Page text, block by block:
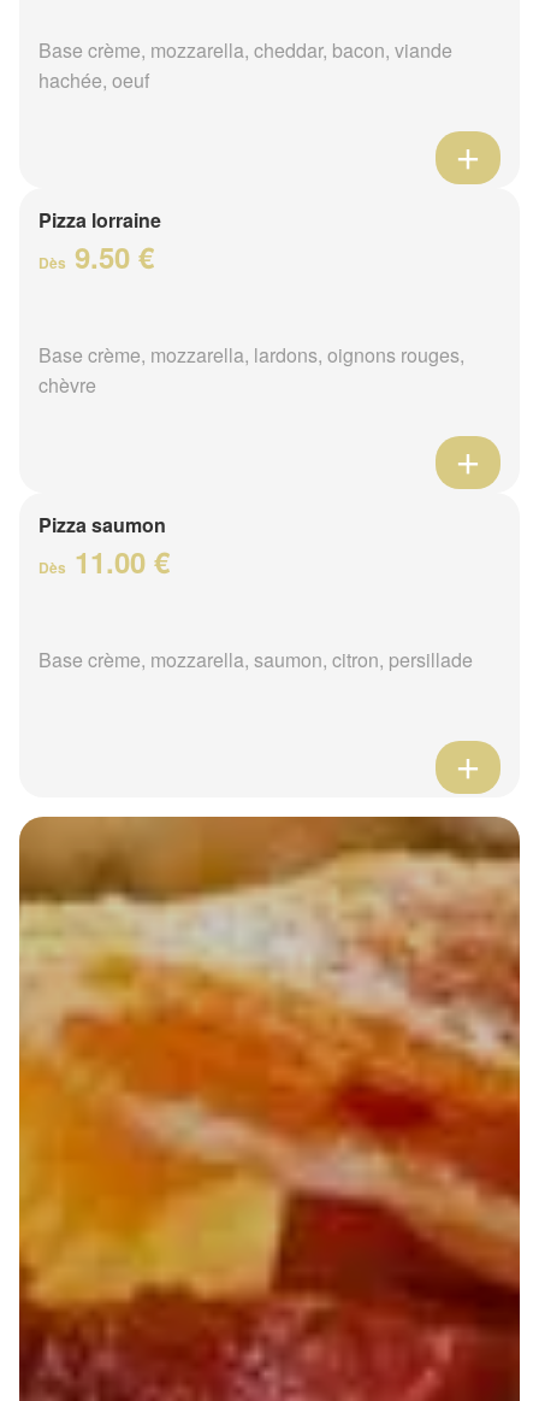
Base crème, mozzarella, cheddar, bacon, viande
hachée, oeuf
Pizza lorraine
Dès 9.50 €
Base crème, mozzarella, lardons, oignons rouges,
chèvre
Pizza saumon
Dès 11.00 €
Base crème, mozzarella, saumon, citron, persillade